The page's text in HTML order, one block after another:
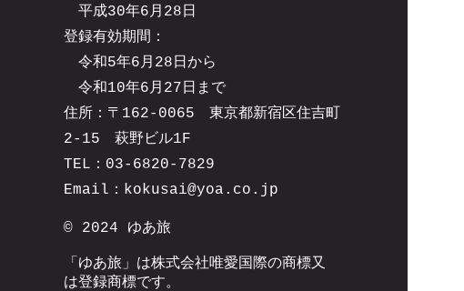
平成30年6月28日
登録有効期間：
令和5年6月28日から
令和10年6月27日まで
住所： 〒162-0065 東京都新宿区住吉町
2-15 萩野ビル1F
TEL：03-6820-7829
Email：kokusai@yoa.co.jp
© 2024 ゆあ旅
「ゆあ旅」は株式会社唯愛国際の商標又
は登録商標です。